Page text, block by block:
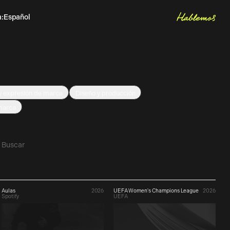
:Español
Hablemos
expresión de marca
Diseño y producción
Aulas
2026
Spotify
UEFA Women's Champions League
2026
UEFA